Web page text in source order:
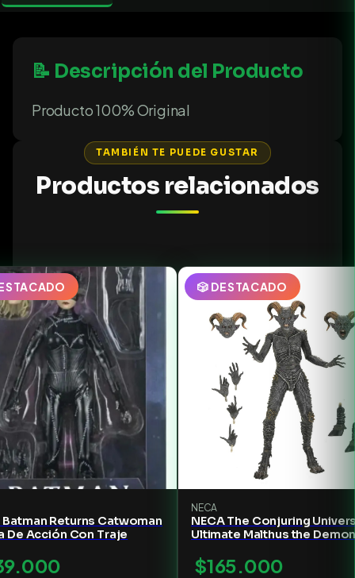
📝 Descripción del Producto
Producto 100% Original
TAMBIÉN TE PUEDE GUSTAR
Productos relacionados
Returns Catwoman
De Acción Con Traje
🎲 DESTACADO
NECA
NECA The Conjuring
Ultimate Malthus the
$165.000